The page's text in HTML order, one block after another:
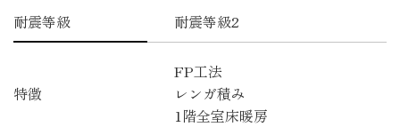
耐震等級 耐震等級2
特徴
FP工法
レンガ積み
1階全室床暖房